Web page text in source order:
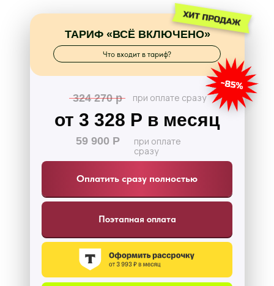
Оплатить сразу полностью
Поэтапная оплата
от 3 328 Р в месяц
при оплате сразу
324 270 р
при оплате
сразу
59 900 Р
ТАРИФ «ВСЁ ВКЛЮЧЕНО»
Что входит в тариф?